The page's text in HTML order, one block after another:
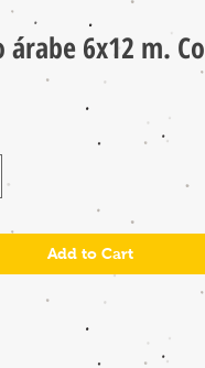
6x12 m.
Add to Cart